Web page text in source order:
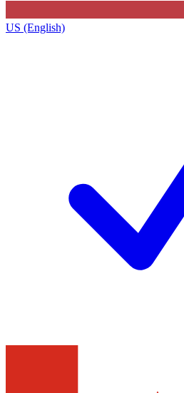
US (English)